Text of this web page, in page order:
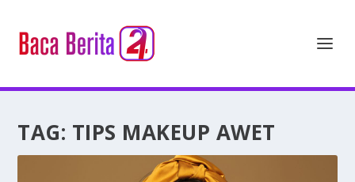
TAG: TIPS MAKEUP AWET